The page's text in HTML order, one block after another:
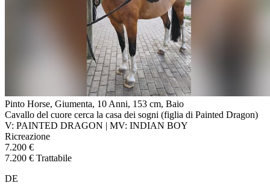
Pinto Horse, Giumenta, 10 Anni, 153 cm, Baio
Cavallo del cuore cerca la casa dei sogni (figlia di Painted Dragon)
V: PAINTED DRAGON | MV: INDIAN BOY
Ricreazione
7.200 €
7.200 € Trattabile
DE